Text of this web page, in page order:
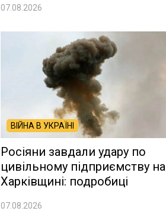
07.08.2026
ВІЙНА В УКРАЇНІ
Росіяни завдали удару по
цивільному підприємству на
Харківщині: подробиці
07.08.2026